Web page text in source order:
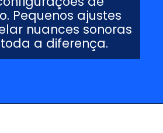
Pequenos ajustes
nuances sonoras
a diferença.